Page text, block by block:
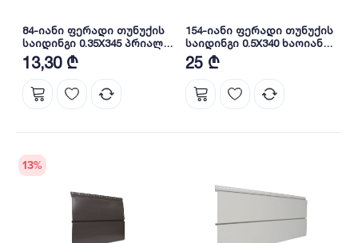
84-იანი ფერადი თუნუქის
საიდინგი 0.35X345 პრიალა
RAL 9006 NOVA
13,30 ₾
154-იანი ფერადი თუნუქის
საიდინგი 0.5X340 ხაოიანი
WOOD LIGHTER NOVA
25 ₾
13%